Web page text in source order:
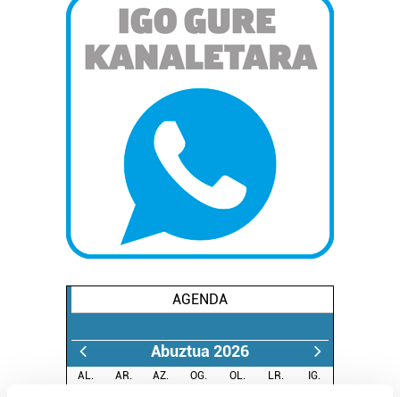
AGENDA
Abuztua 2026
AL. AR. AZ. OG. OL. LR.
IG.